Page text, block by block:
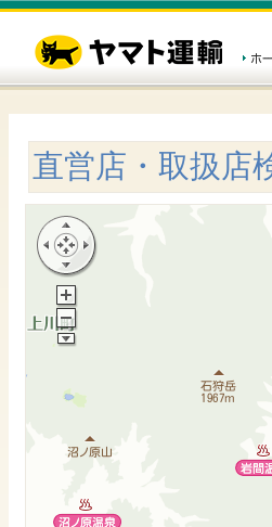
直営店・取扱店